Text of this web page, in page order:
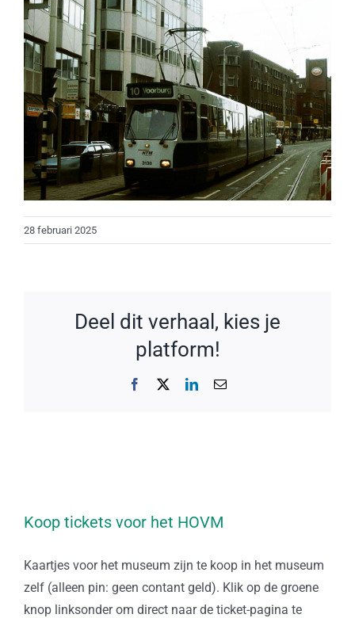
28 februari 2025
Deel dit verhaal, kies je
platform!
Facebook LinkedIn
E-
Koop tickets voor het HOVM
Kaartjes voor het museum zijn te koop in het museum
zelf (alleen pin: geen contant geld). Klik op de groene
knop linksonder om direct naar de ticket-pagina te